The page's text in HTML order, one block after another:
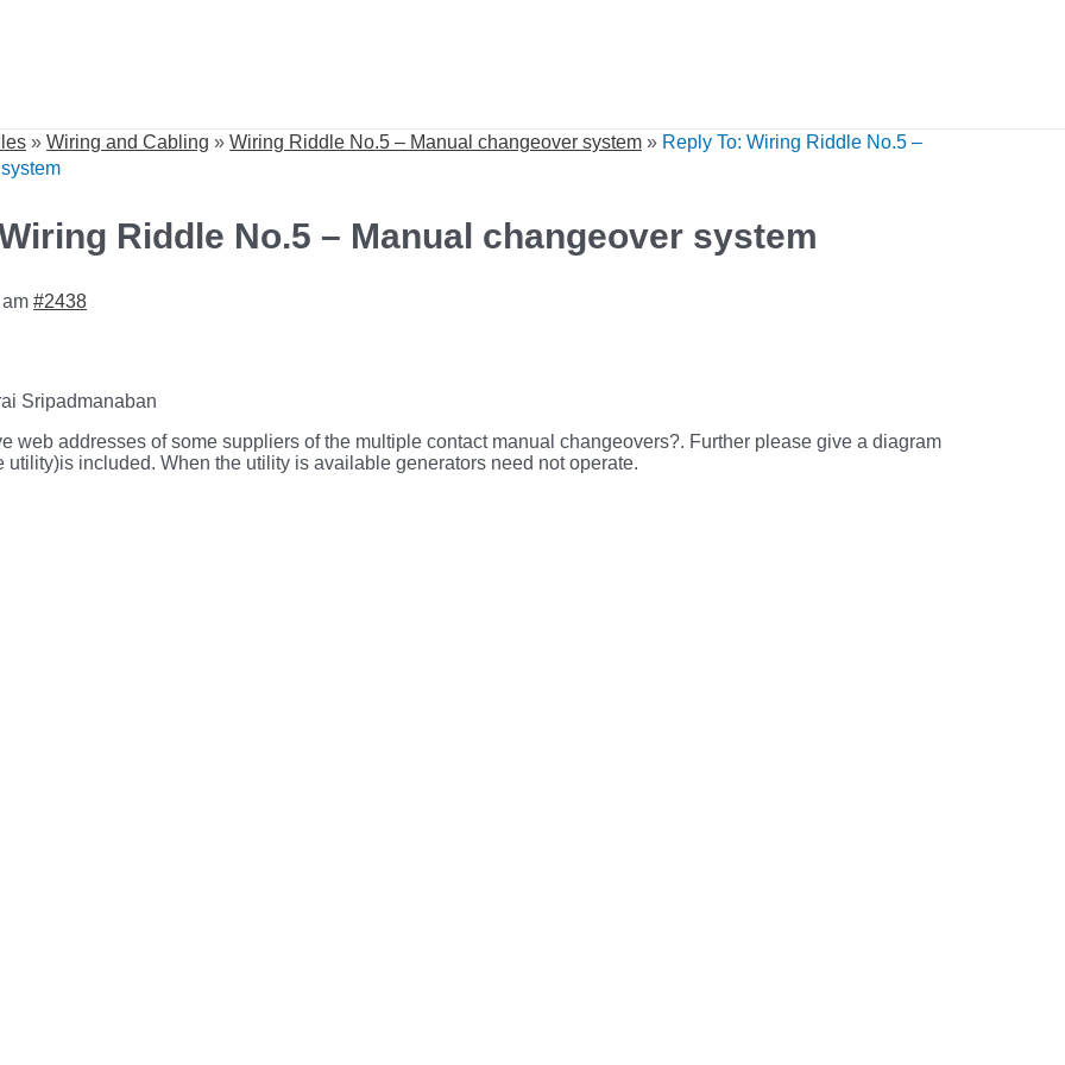
» Wiring and Cabling » Wiring Riddle No.5 – Manual changeover system » Reply To: Wiring Riddle No.5 –
Riddle No.5 – Manual changeover system
#2438
Sripadmanaban
web addresses of some suppliers of the multiple contact manual changeovers?. Further please give a diagram
utility)is included. When the utility is available generators need not operate.